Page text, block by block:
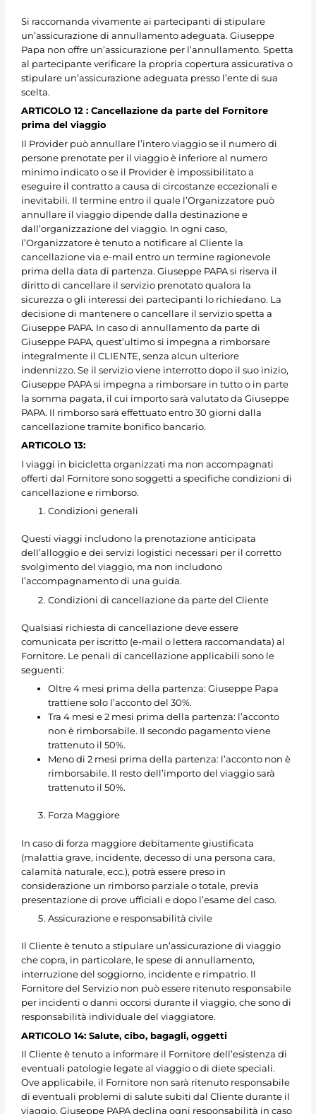
Si raccomanda vivamente ai partecipanti di stipulare
un’assicurazione di annullamento adeguata. Giuseppe
Papa non offre un’assicurazione per l’annullamento. Spetta
al partecipante verificare la propria copertura assicurativa o
stipulare un’assicurazione adeguata presso l’ente di sua
scelta.
ARTICOLO 12 : Cancellazione da parte del Fornitore
prima del viaggio
Il Provider può annullare l’intero viaggio se il numero di
persone prenotate per il viaggio è inferiore al numero
minimo indicato o se il Provider è impossibilitato a
eseguire il contratto a causa di circostanze eccezionali e
inevitabili. Il termine entro il quale l’Organizzatore può
annullare il viaggio dipende dalla destinazione e
dall’organizzazione del viaggio. In ogni caso,
l’Organizzatore è tenuto a notificare al Cliente la
cancellazione via e-mail entro un termine ragionevole
prima della data di partenza. Giuseppe PAPA si riserva il
diritto di cancellare il servizio prenotato qualora la
sicurezza o gli interessi dei partecipanti lo richiedano. La
decisione di mantenere o cancellare il servizio spetta a
Giuseppe PAPA. In caso di annullamento da parte di
Giuseppe PAPA, quest’ultimo si impegna a rimborsare
integralmente il CLIENTE, senza alcun ulteriore
indennizzo. Se il servizio viene interrotto dopo il suo inizio,
Giuseppe PAPA si impegna a rimborsare in tutto o in parte
la somma pagata, il cui importo sarà valutato da Giuseppe
PAPA. Il rimborso sarà effettuato entro 30 giorni dalla
cancellazione tramite bonifico bancario.
ARTICOLO 13:
I viaggi in bicicletta organizzati ma non accompagnati
offerti dal Fornitore sono soggetti a specifiche condizioni di
cancellazione e rimborso.
Condizioni generali
Questi viaggi includono la prenotazione anticipata
dell’alloggio e dei servizi logistici necessari per il corretto
svolgimento del viaggio, ma non includono
l’accompagnamento di una guida.
Condizioni di cancellazione da parte del Cliente
Qualsiasi richiesta di cancellazione deve essere
comunicata per iscritto (e-mail o lettera raccomandata) al
Fornitore. Le penali di cancellazione applicabili sono le
seguenti:
Oltre 4 mesi prima della partenza: Giuseppe Papa
trattiene solo l’acconto del 30%.
Tra 4 mesi e 2 mesi prima della partenza: l’acconto
non è rimborsabile. Il secondo pagamento viene
trattenuto il 50%.
Meno di 2 mesi prima della partenza: l’acconto non è
rimborsabile. Il resto dell’importo del viaggio sarà
trattenuto il 50%.
Forza Maggiore
In caso di forza maggiore debitamente giustificata
(malattia grave, incidente, decesso di una persona cara,
calamità naturale, ecc.), potrà essere preso in
considerazione un rimborso parziale o totale, previa
presentazione di prove ufficiali e dopo l’esame del caso.
Assicurazione e responsabilità civile
Il Cliente è tenuto a stipulare un’assicurazione di viaggio
che copra, in particolare, le spese di annullamento,
interruzione del soggiorno, incidente e rimpatrio. Il
Fornitore del Servizio non può essere ritenuto responsabile
per incidenti o danni occorsi durante il viaggio, che sono di
responsabilità individuale del viaggiatore.
ARTICOLO 14: Salute, cibo, bagagli, oggetti
Il Cliente è tenuto a informare il Fornitore dell’esistenza di
eventuali patologie legate al viaggio o di diete speciali.
Ove applicabile, il Fornitore non sarà ritenuto responsabile
di eventuali problemi di salute subiti dal Cliente durante il
viaggio. Giuseppe PAPA declina ogni responsabilità in caso